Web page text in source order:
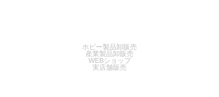
ホビー製品卸販売
産業製品卸販売
WEBショップ
実店舗販売